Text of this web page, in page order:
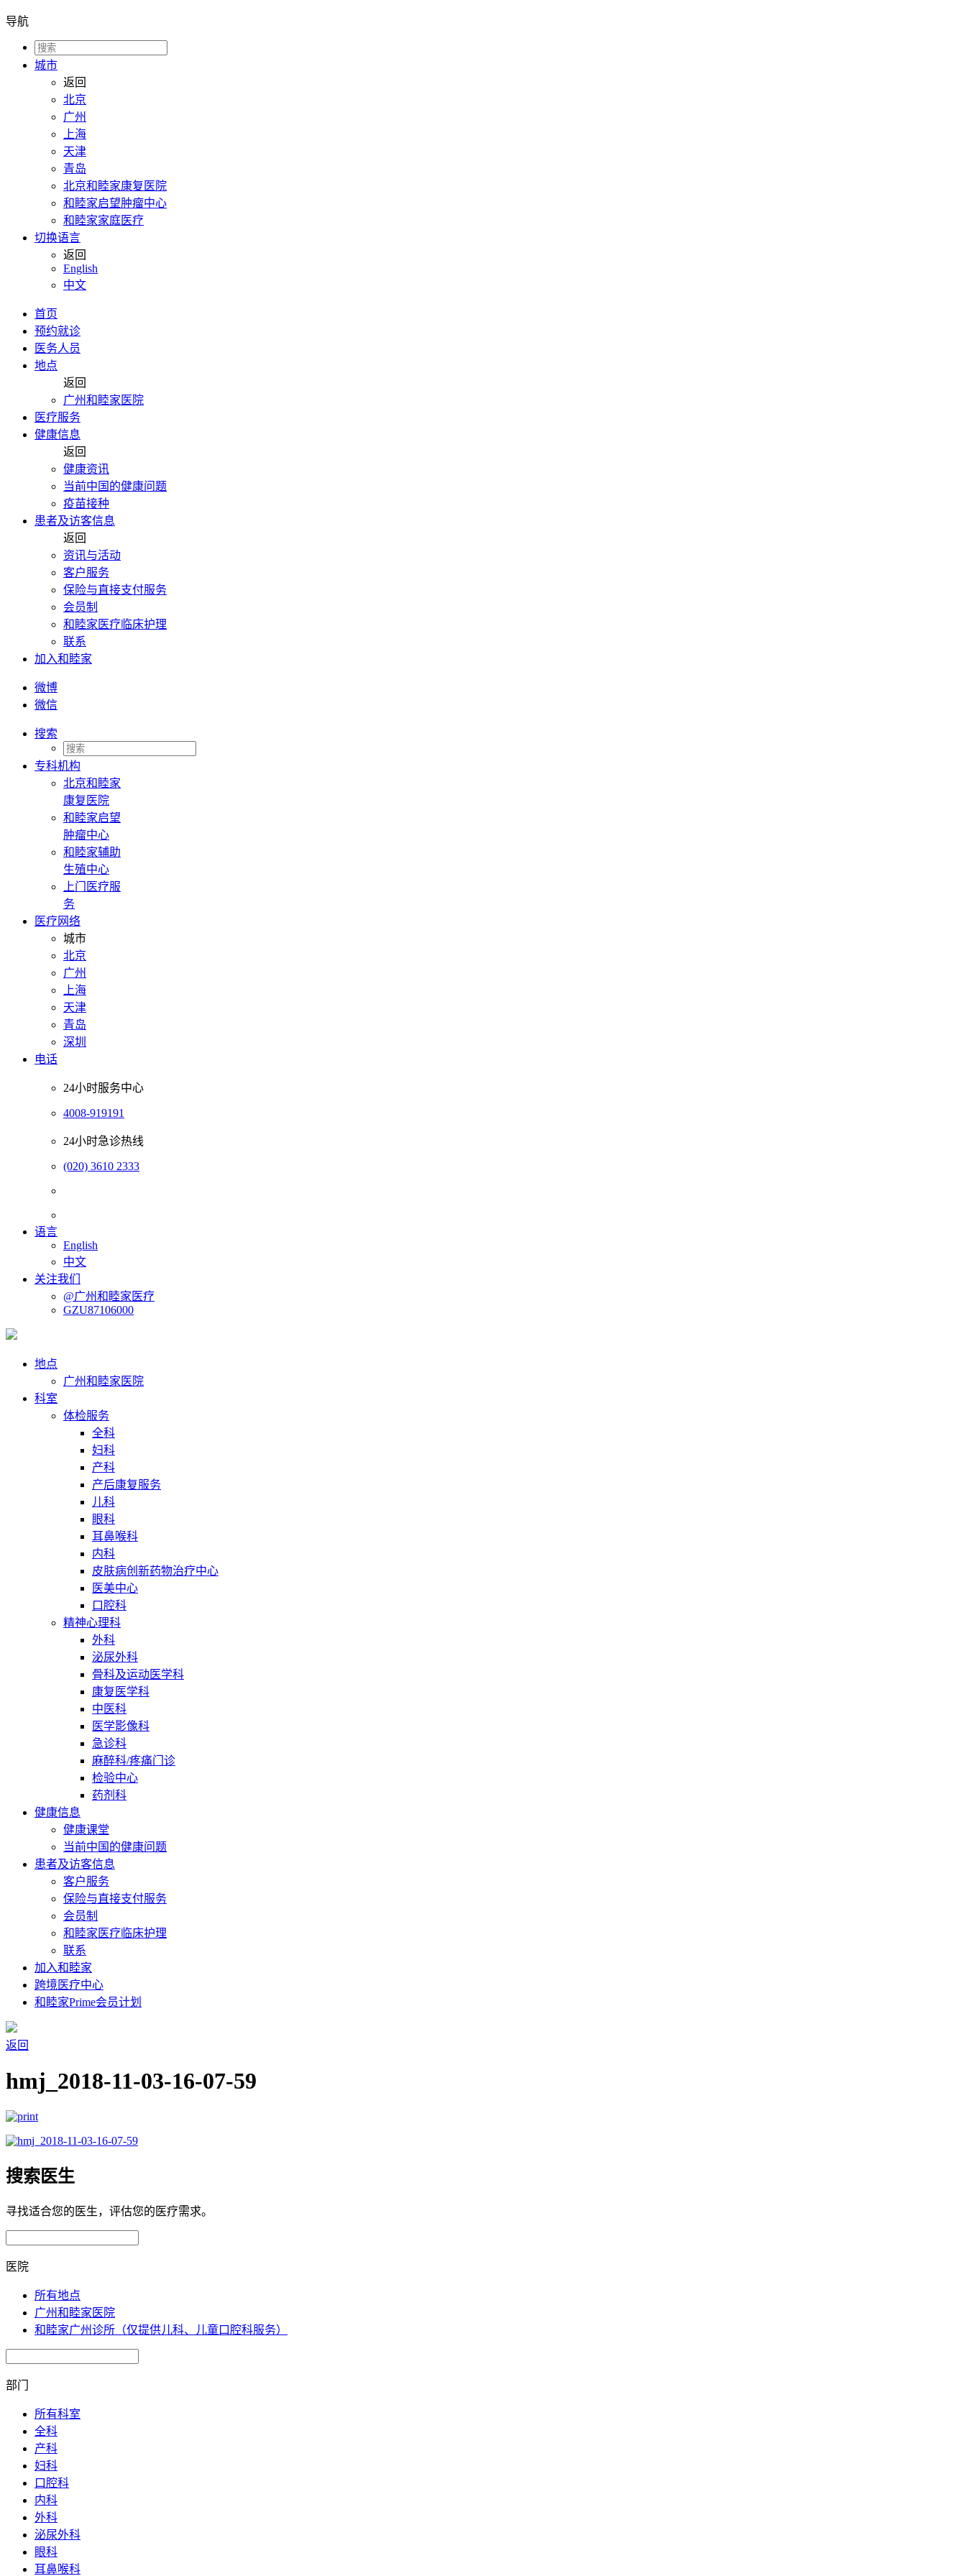
导航
城市
返回
北京
广州
上海
天津
青岛
北京和睦家康复医院
和睦家启望肿瘤中心
和睦家家庭医疗
切换语言
返回
English
中文
首页
预约就诊
医务人员
地点
返回
广州和睦家医院
医疗服务
健康信息
返回
健康资讯
当前中国的健康问题
疫苗接种
患者及访客信息
返回
资讯与活动
客户服务
保险与直接支付服务
会员制
和睦家医疗临床护理
联系
加入和睦家
微博
微信
搜索
专科机构
北京和睦家
康复医院
和睦家启望
肿瘤中心
和睦家辅助
生殖中心
上门医疗服
务
医疗网络
城市
北京
广州
上海
天津
青岛
深圳
电话
24小时服务中心
4008-919191
24小时急诊热线
(020) 3610 2333
语言
English
中文
关注我们
@广州和睦家医疗
GZU87106000
地点
广州和睦家医院
科室
体检服务
全科
妇科
产科
产后康复服务
儿科
眼科
耳鼻喉科
内科
皮肤病创新药物治疗中心
医美中心
口腔科
精神心理科
外科
泌尿外科
骨科及运动医学科
康复医学科
中医科
医学影像科
急诊科
麻醉科/疼痛门诊
检验中心
药剂科
健康信息
健康课堂
当前中国的健康问题
患者及访客信息
客户服务
保险与直接支付服务
会员制
和睦家医疗临床护理
联系
加入和睦家
跨境医疗中心
和睦家Prime会员计划
返回
hmj_2018-11-03-16-07-59
搜索医生
寻找适合您的医生，评估您的医疗需求。
医院
所有地点
广州和睦家医院
和睦家广州诊所（仅提供儿科、儿童口腔科服务）
部门
所有科室
全科
产科
妇科
口腔科
内科
外科
泌尿外科
眼科
耳鼻喉科